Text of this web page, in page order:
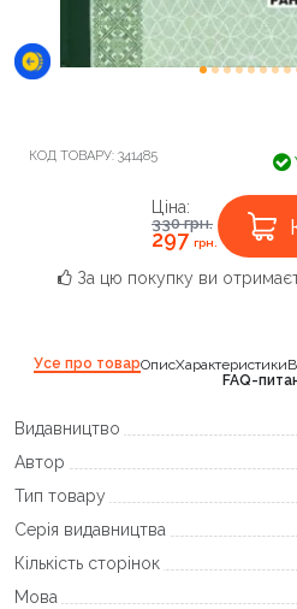
КОД ТОВАРУ: 341485
Ціна:
330грн.
297грн.
За цю покупку ви
Усе про товарОписХарактеристики
FAQ-
Видавництво
Автор
Тип товару
Серія видавництва
Кількість сторінок
Мова